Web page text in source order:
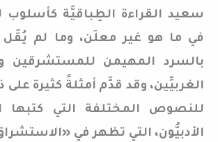
سعيد القراءة الطِباقيَّة كأسلوب
في ما هو غير معلَن، وما لم
بالسرد المهيمن للمستشرقين
الغربيِّين، وقد قدَّم أمثلةً كثيرة
للنصوص المختلفة التي كتبها